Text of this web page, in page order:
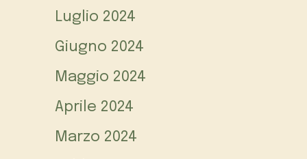
Luglio 2024
Giugno 2024
Maggio 2024
Aprile 2024
Marzo 2024